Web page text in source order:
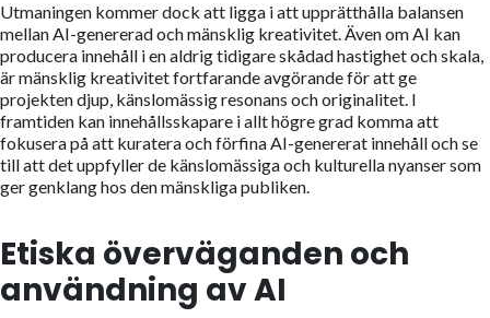
Utmaningen kommer dock att ligga i att upprätthålla balansen
mellan AI-genererad och mänsklig kreativitet. Även om AI kan
producera innehåll i en aldrig tidigare skådad hastighet och skala,
är mänsklig kreativitet fortfarande avgörande för att ge
projekten djup, känslomässig resonans och originalitet. I
framtiden kan innehållsskapare i allt högre grad komma att
fokusera på att kuratera och förfina AI-genererat innehåll och se
till att det uppfyller de känslomässiga och kulturella nyanser som
ger genklang hos den mänskliga publiken.
Etiska överväganden och
användning av AI